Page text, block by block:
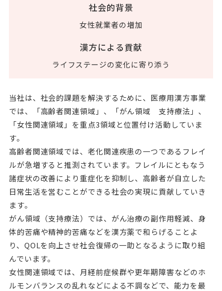
社会的背景
女性就業者の増加
漢方による貢献
ライフステージの変化に寄り添う
当社は、社会的課題を解決するために、医療用漢方事業
では、「高齢者関連領域」、「がん領域 支持療法」、
「女性関連領域」を重点3領域と位置付け活動していま
す。
高齢者関連領域では、老化関連疾患の一つであるフレイ
ルが急増すると推測されています。フレイルにともなう
諸症状の改善により重症化を抑制し、高齢者が自立した
日常生活を営むことができる社会の実現に貢献していき
ます。
がん領域（支持療法）では、がん治療の副作用軽減、身
体的苦痛や精神的苦痛などを漢方薬で和らげることよ
り、QOLを向上させ社会復帰の一助となるように取り組
んでいます。
女性関連領域では、月経前症候群や更年期障害などのホ
ルモンバランスの乱れなどによる不調などで、能力を最